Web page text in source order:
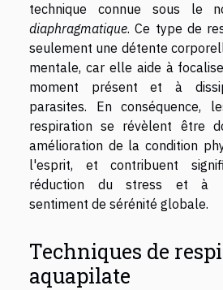
technique connue sous le
diaphragmatique. Ce type de
seulement une détente
mentale, car elle aide à
moment présent et à
parasites. En conséquence,
respiration se révèlent être
amélioration de la condition
l'esprit, et contribuent
réduction du stress et à
sentiment de sérénité globale.
Techniques de
aquapilate